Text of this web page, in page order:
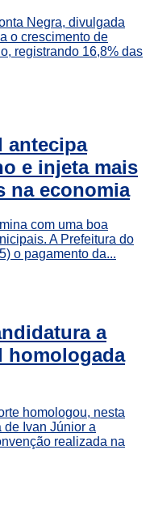
Negra, divulgada
o crescimento de
registrando 16,8% das
antecipa
e injeta mais
na economia
com uma boa
A Prefeitura do
o pagamento da...
a
homologada
homologou, nesta
de Ivan Júnior a
realizada na